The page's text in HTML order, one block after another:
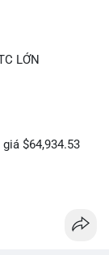
LỚN
$64,934.53
nhận cho thấy